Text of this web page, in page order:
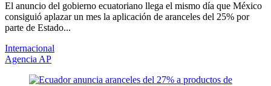
El anuncio del gobierno ecuatoriano llega el mismo día que México
consiguió aplazar un mes la aplicación de aranceles del 25% por
parte de Estado...
Internacional
Agencia AP